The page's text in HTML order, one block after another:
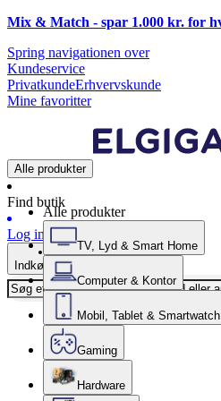
Mix & Match - spar 1.000 kr. for
Spring navigationen over
Kundeservice
PrivatkundeErhvervskunde
Mine favoritter
Alle produkter
Find butik
Log ind
Indkøbskurv
Alle produkter
TV, Lyd & Smart Home
Computer & Kontor
Mobil, Tablet & Smartwatch
Gaming
Hardware